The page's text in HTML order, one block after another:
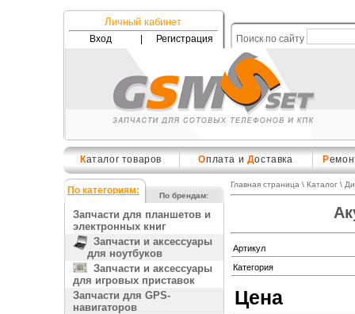
Личный кабинет
Вход Регистрация Поиск по сайту
Каталог товаров Оплата и Доставка Р
По категориям: По брендам:
Запчасти для планшетов и
электронных книг
Запчасти и аксессуары
для ноутбуков
Запчасти и аксессуары
для игровых приставок
Запчасти для GPS-
навигаторов
Главная страница \ Каталог\
Артикул
Категория
Цена